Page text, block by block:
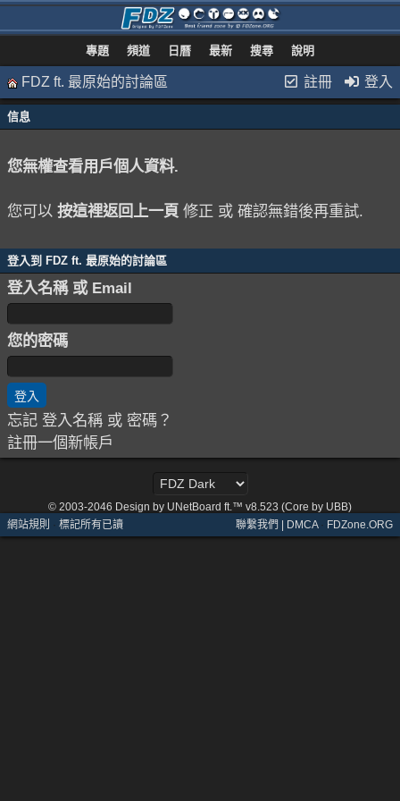
專題 頻道 日曆 最新 搜尋 說明
註冊 登入
FDZ ft. 最原始的討論區
信息
您無權查看用戶個人資料.
您可以 按這裡返回上一頁 修正 或 確認無錯後再重試.
登入到 FDZ ft. 最原始的討論區
登入名稱 或 Email
您的密碼
忘記 登入名稱 或 密碼？
註冊一個新帳戶
© 2003-2046 Design by UNetBoard ft.™ v8.523 (Core by UBB)
網站規則 · 標記所有已讀 聯繫我們 | DMCA· FDZone.ORG